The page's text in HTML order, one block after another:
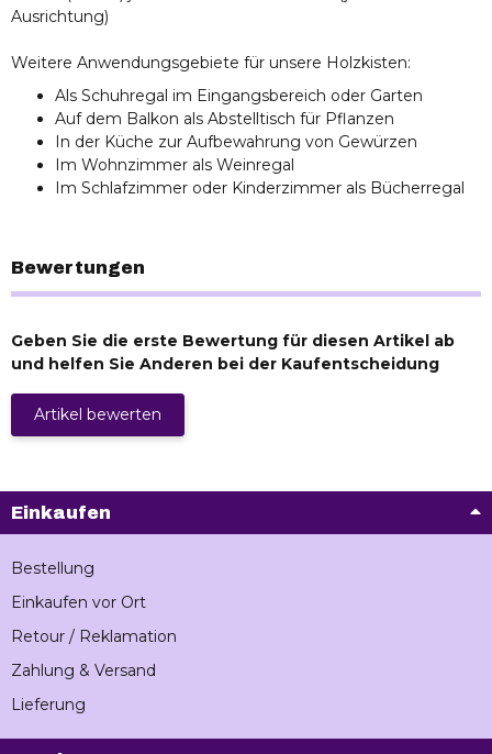
Ausrichtung)
Weitere Anwendungsgebiete für unsere Holzkisten:
Als Schuhregal im Eingangsbereich oder Garten
Auf dem Balkon als Abstelltisch für Pflanzen
In der Küche zur Aufbewahrung von Gewürzen
Im Wohnzimmer als Weinregal
Im Schlafzimmer oder Kinderzimmer als Bücherregal
Bewertungen
Geben Sie die erste Bewertung für diesen Artikel ab
und helfen Sie Anderen bei der Kaufentscheidung
Artikel bewerten
Einkaufen
Bestellung
Einkaufen vor Ort
Retour / Reklamation
Zahlung & Versand
Lieferung